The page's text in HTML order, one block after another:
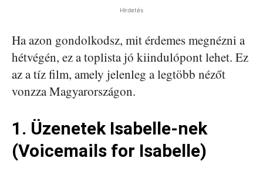
Hirdetés
Ha azon gondolkodsz, mit érdemes megnézni a
hétvégén, ez a toplista jó kiindulópont lehet. Ez
az a tíz film, amely jelenleg a legtöbb nézőt
vonzza Magyarországon.
1. Üzenetek Isabelle-nek
(Voicemails for Isabelle)